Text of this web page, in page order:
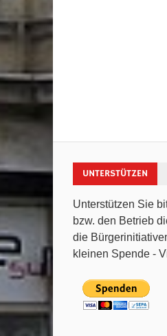
UNTERSTÜTZEN
Unterstützen Sie
bzw. den Betrieb
die
kleinen Spende -